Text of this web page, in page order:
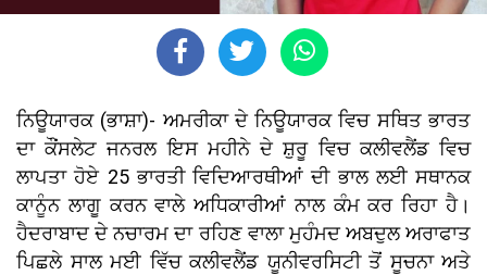
ਨਿਊਯਾਰਕ (ਭਾਸ਼ਾ)- ਅਮਰੀਕਾ ਦੇ ਨਿਊਯਾਰਕ ਵਿਚ ਸਥਿਤ ਭਾਰਤ
ਦਾ ਕੌਂਸਲੇਟ ਜਨਰਲ ਇਸ ਮਹੀਨੇ ਦੇ ਸ਼ੁਰੂ ਵਿਚ ਕਲੀਵਲੈਂਡ ਵਿਚ
ਲਾਪਤਾ ਹੋਏ 25 ਭਾਰਤੀ ਵਿਦਿਆਰਥੀਆਂ ਦੀ ਭਾਲ ਲਈ ਸਥਾਨਕ
ਕਾਨੂੰਨ ਲਾਗੂ ਕਰਨ ਵਾਲੇ ਅਧਿਕਾਰੀਆਂ ਨਾਲ ਕੰਮ ਕਰ ਰਿਹਾ ਹੈ।
ਹੈਦਰਾਬਾਦ ਦੇ ਨਚਾਰਮ ਦਾ ਰਹਿਣ ਵਾਲਾ ਮੁਹੰਮਦ ਅਬਦੁਲ ਅਰਾਫਾਤ
ਪਿਛਲੇ ਸਾਲ ਮਈ ਵਿੱਚ ਕਲੀਵਲੈਂਡ ਯੂਨੀਵਰਸਿਟੀ ਤੋਂ ਸੂਚਨਾ ਅਤੇ